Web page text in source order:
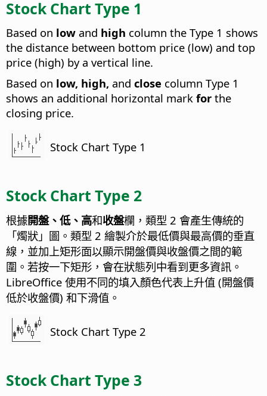
Stock Chart Type 1
Based on low and high column the Type 1 shows
the distance between bottom price (low) and top
price (high) by a vertical line.
Based on low, high, and close column Type 1
shows an additional horizontal mark for the
closing price.
Stock Chart Type 1
Stock Chart Type 2
根據開盤、低、高和收盤欄，類型 2 會產生傳統的
「燭狀」圖。類型 2 繪製介於最低價與最高價的垂直
線，並加上矩形面以顯示開盤價與收盤價之間的範
圍。若按一下矩形，會在狀態列中看到更多資訊。
LibreOffice 使用不同的填入顏色代表上升值 (開盤價
低於收盤價) 和下滑值。
Stock Chart Type 2
Stock Chart Type 3